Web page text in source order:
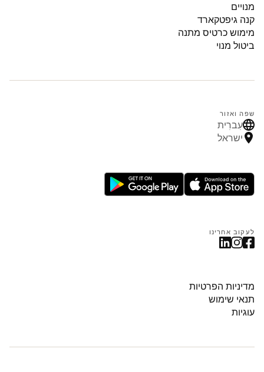
מנויים
קנה גיפטקארד
מימוש כרטיס מתנה
ביטול מנוי
שפה ואזור
עִברִית
ישראל
לעקוב אחרינו
מדיניות הפרטיות
תנאי שימוש
עוגיות